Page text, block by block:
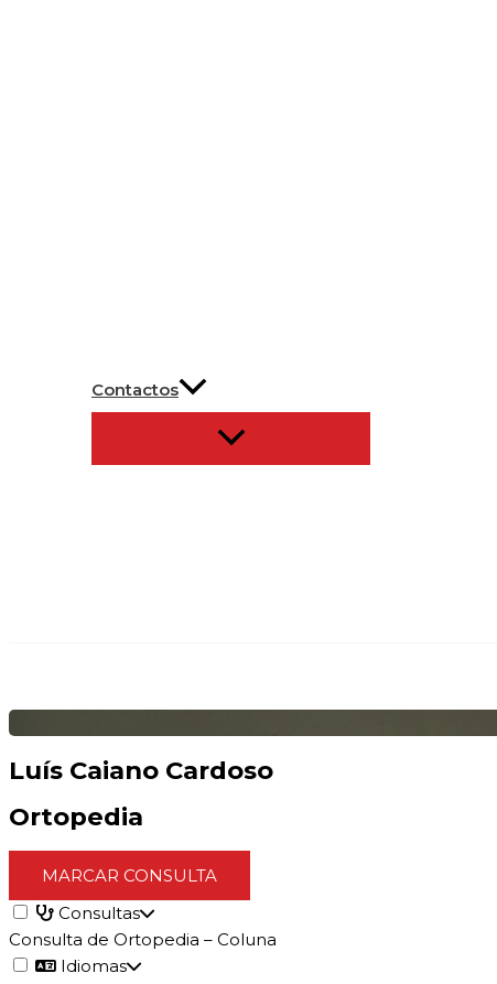
Contactos
Luís Caiano Cardoso
Ortopedia
MARCAR CONSULTA
Consultas
Consulta de Ortopedia – Coluna
Idiomas